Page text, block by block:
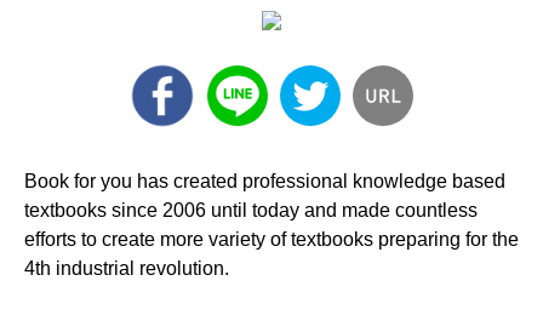
Book for you has created professional knowledge based
textbooks since 2006 until today and made countless
efforts to create more variety of textbooks preparing for the
4th industrial revolution.